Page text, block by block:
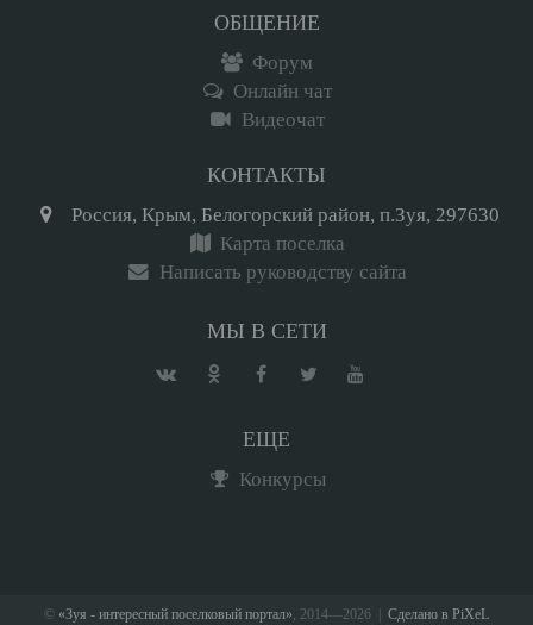
ОБЩЕНИЕ
Форум
Онлайн чат
Видеочат
КОНТАКТЫ
Россия, Крым, Белогорский район, п.Зуя, 297630
Карта поселка
Написать руководству сайта
МЫ В СЕТИ
ЕЩЕ
Конкурсы
© «Зуя - интересный поселковый портал», 2014—2026 Сделано в PiXeL